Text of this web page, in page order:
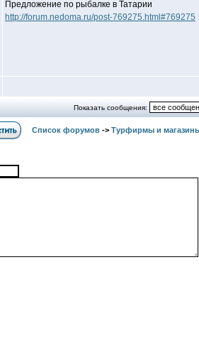
Предложение по рыбалке в Татарии
http://forum.nedoma.ru/post-769275.html#769275
Показать сообщения:
Список форумов -> Турфирмы и